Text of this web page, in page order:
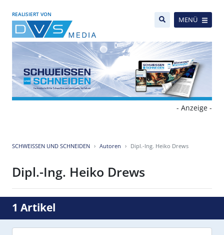
REALISIERT VON
MENÜ
- Anzeige -
SCHWEISSEN UND SCHNEIDEN Autoren Dipl.-Ing. Heiko Drews
Dipl.-Ing. Heiko Drews
1 Artikel